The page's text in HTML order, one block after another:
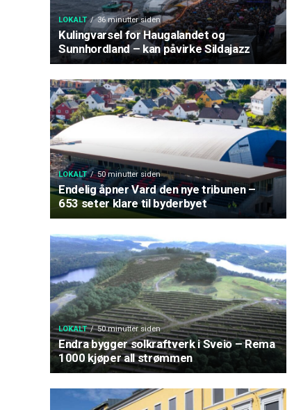
LOKALT 36 minutter siden
Kulingvarsel for Haugalandet og
Sunnhordland – kan påvirke Sildajazz
LOKALT 50 minutter siden
Endelig åpner Vard den nye tribunen –
653 seter klare til byderbyet
LOKALT 50 minutter siden
Endra bygger solkraftverk i Sveio – Rema
1000 kjøper all strømmen